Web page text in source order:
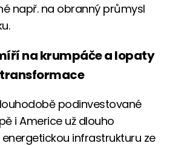
např. na obranný průmysl
na krumpáče a lopaty
podinvestované
i Americe už dlouho
infrastrukturu ze